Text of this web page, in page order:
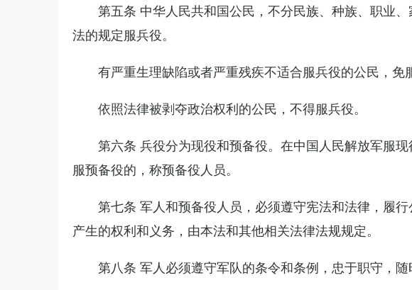
第五条 中华人民共和国公民，不分民族、种族、职业
法的规定服兵役。
有严重生理缺陷或者严重残疾不适合服兵役的公民，免
依照法律被剥夺政治权利的公民，不得服兵役。
第六条 兵役分为现役和预备役。在中国人民解放军服
服预备役的，称预备役人员。
第七条 军人和预备役人员，必须遵守宪法和法律，履
产生的权利和义务，由本法和其他相关法律法规规定。
第八条 军人必须遵守军队的条令和条例，忠于职守，随